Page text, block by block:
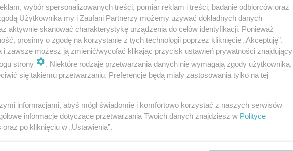
wiodącego certyfikowane przez jednostkę
roli. Od kilku dni dokonuję przeglądu sytuacji
problemy i obszary wymagające
odpadami, która ma bezpośredni wpływ
Zależy mi na stabilnym, czytelnym i
jednocześnie przyjazny dla mieszkańców i
wybór spersonalizowanych treści, pomiar reklam i treści, badanie odbiorców oraz
Użytkownika my i Zaufani Partnerzy możemy używać dokładnych danych
aktywnie skanować charakterystykę urządzenia do celów identyfikacji. Ponieważ
prosimy o zgodę na korzystanie z tych technologii poprzez kliknięcie „Akceptuję”.
i zawsze możesz ją zmienić/wycofać klikając przycisk ustawień prywatności znajdujący
strony
. Niektóre rodzaje przetwarzania danych nie wymagają zgody użytkownika,
się takiemu przetwarzaniu. Preferencje będą miały zastosowania tylko na tej
informacjami, abyś mógł świadomie i komfortowo korzystać z naszych serwisów
informacje dotyczące przetwarzania Twoich danych znajdziesz w Polityce
oraz po kliknięciu w „Ustawienia”.